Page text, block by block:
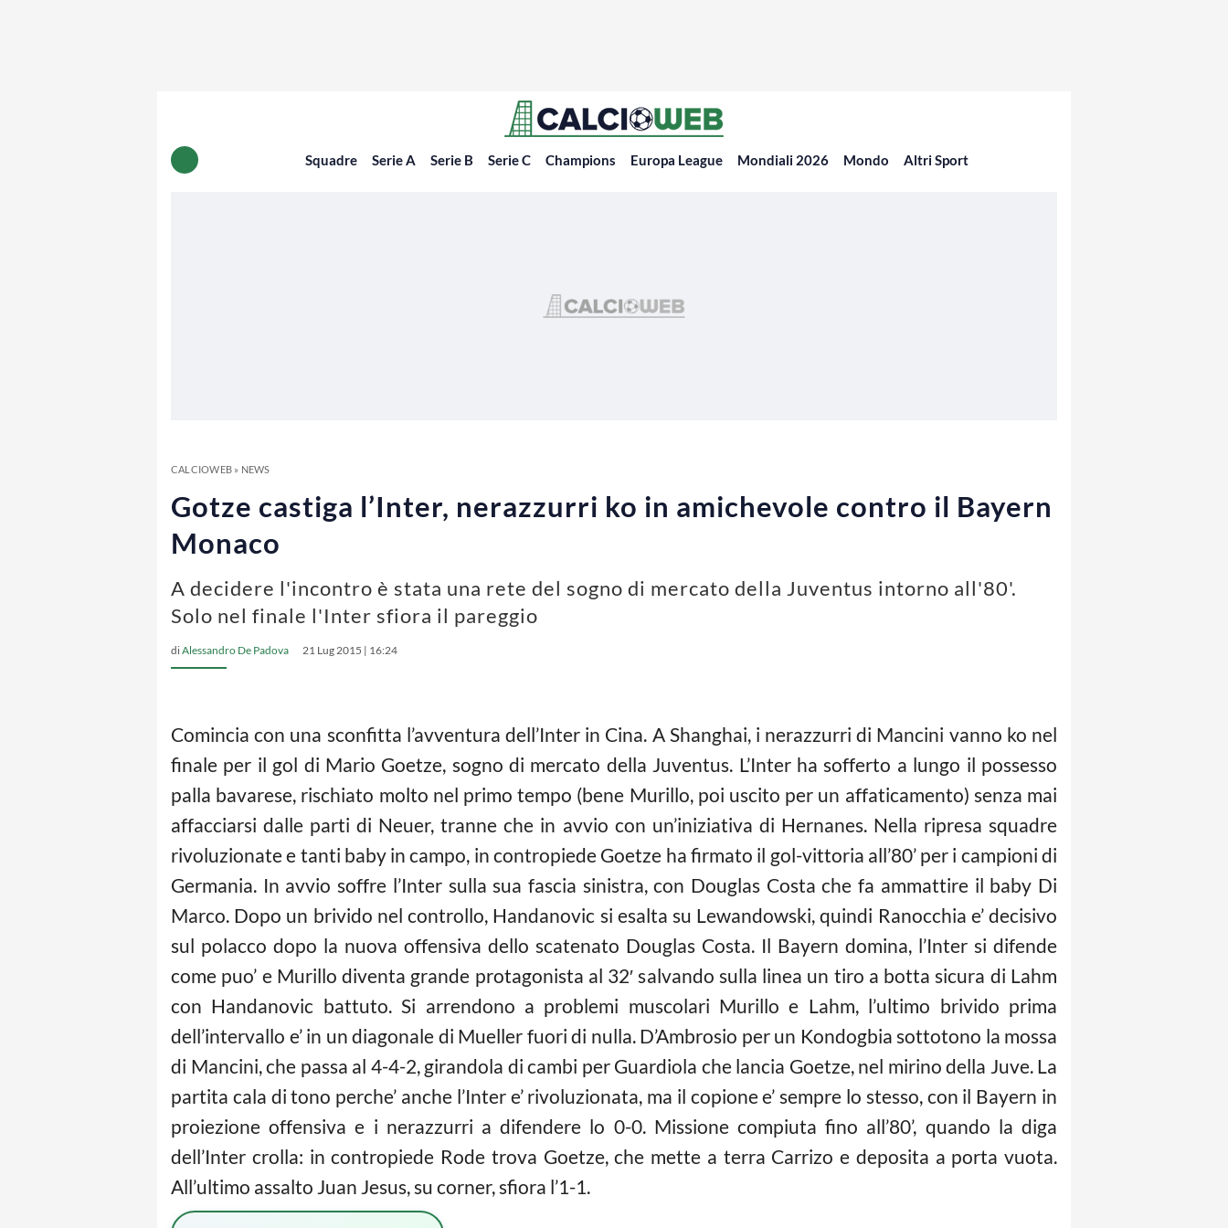
Squadre Serie A Serie B Serie C Champions Europa League Mondiali 2026 Mondo Altri Sport
CALCIOWEB» NEWS
Gotze castiga l’Inter, nerazzurri ko in amichevole contro il Bayern
Monaco
A decidere l'incontro è stata una rete del sogno di mercato della Juventus intorno all'80'.
Solo nel finale l'Inter sfiora il pareggio
diAlessandro De Padova 21 Lug 2015 | 16:24
Comincia con una sconfitta l’avventura dell’Inter in Cina. A Shanghai, i nerazzurri di Mancini vanno ko nel
finale per il gol di Mario Goetze, sogno di mercato della Juventus. L’Inter ha sofferto a lungo il possesso
palla bavarese, rischiato molto nel primo tempo (bene Murillo, poi uscito per un affaticamento) senza mai
affacciarsi dalle parti di Neuer, tranne che in avvio con un’iniziativa di Hernanes. Nella ripresa squadre
rivoluzionate e tanti baby in campo, in contropiede Goetze ha firmato il gol-vittoria all’80’ per i campioni di
Germania. In avvio soffre l’Inter sulla sua fascia sinistra, con Douglas Costa che fa ammattire il baby Di
Marco. Dopo un brivido nel controllo, Handanovic si esalta su Lewandowski, quindi Ranocchia e’ decisivo
sul polacco dopo la nuova offensiva dello scatenato Douglas Costa. Il Bayern domina, l’Inter si difende
come puo’ e Murillo diventa grande protagonista al 32′ salvando sulla linea un tiro a botta sicura di Lahm
con Handanovic battuto. Si arrendono a problemi muscolari Murillo e Lahm, l’ultimo brivido prima
dell’intervallo e’ in un diagonale di Mueller fuori di nulla. D’Ambrosio per un Kondogbia sottotono la mossa
di Mancini, che passa al 4-4-2, girandola di cambi per Guardiola che lancia Goetze, nel mirino della Juve. La
partita cala di tono perche’ anche l’Inter e’ rivoluzionata, ma il copione e’ sempre lo stesso, con il Bayern in
proiezione offensiva e i nerazzurri a difendere lo 0-0. Missione compiuta fino all’80’, quando la diga
dell’Inter crolla: in contropiede Rode trova Goetze, che mette a terra Carrizo e deposita a porta vuota.
All’ultimo assalto Juan Jesus, su corner, sfiora l’1-1.